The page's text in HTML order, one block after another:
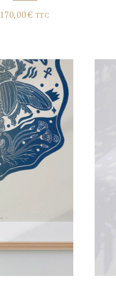
170,00€ TTC